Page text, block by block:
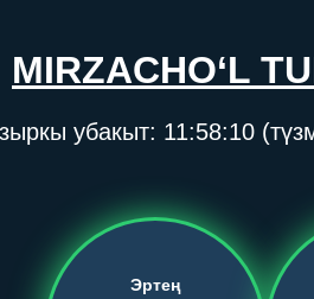
MIRZACHO‘L
убакыт: 11:58:10
Эртең